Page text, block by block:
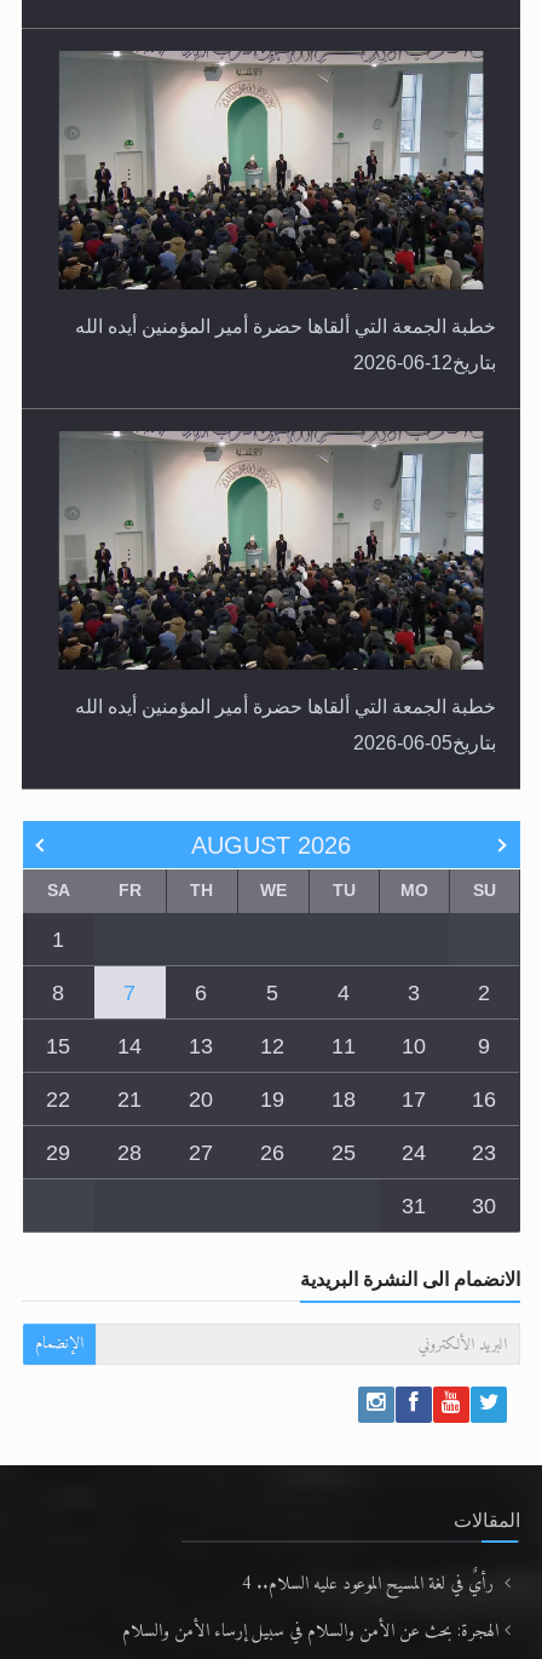
خطبة الجمعة التي ألقاها حضرة أمير المؤمنين أيده الله
بتاريخ12-06-2026
خطبة الجمعة التي ألقاها حضرة أمير المؤمنين أيده الله
بتاريخ05-06-2026
AUGUST 2026
SU
MO
TU
WE
TH
FR
SA
1
2
3
4
5
6
7
8
9
10
11
12
13
14
15
16
17
18
19
20
21
22
23
24
25
26
27
28
29
30
31
الانضمام الى النشرة البريدية
الإنضمام
المقالات
رأيٌ في لغة المسيح الموعود عليه السلام.. 4
الهجرة: بحث عن الأمن والسلام في سبيل إرساء الأمن والسلام